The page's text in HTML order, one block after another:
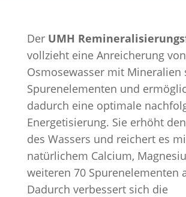
DerUMH
vollzieht eine Anreicherung von
Osmosewasser mit Mineralien
Spurenelementen und
dadurch eine optimale
Energetisierung. Sie erhöht
des Wassers und reichert es
natürlichem Calcium,
weiteren 70 Spurenelementen
Dadurch verbessert sich die